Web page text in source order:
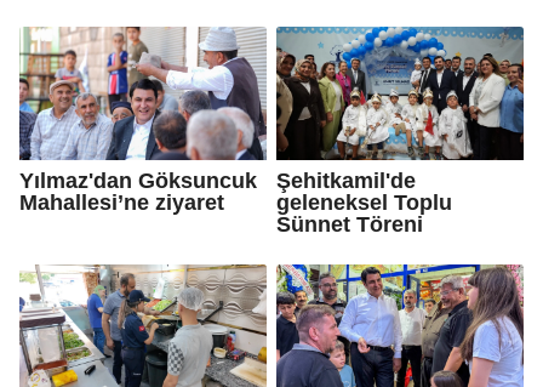
Yılmaz'dan Göksuncuk
Mahallesi’ne ziyaret
Şehitkamil'de
geleneksel Toplu
Sünnet Töreni